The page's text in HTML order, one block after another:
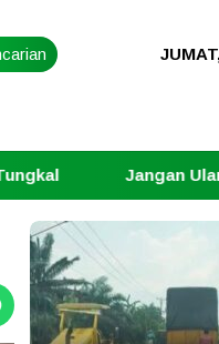
Ulangi Tragedi Irak di